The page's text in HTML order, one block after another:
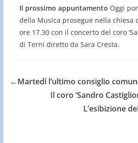
Il prossimo appuntamento Oggi
della Musica prosegue nella chiesa
ore 17.30 con il concerto del coro
di Terni diretto da Sara Cresta.
←Martedì l’ultimo consiglio
Il coro ‘Sandro
L’esibizione